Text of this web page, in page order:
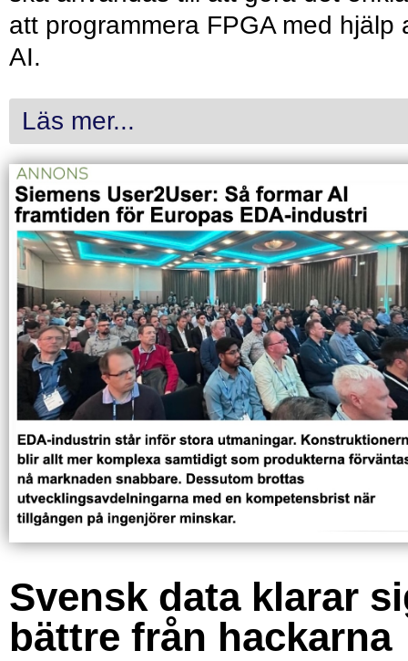
att programmera FPGA med hjälp
AI.
Läs mer...
Svensk data klarar
bättre från hackarna